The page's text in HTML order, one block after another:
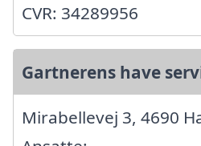
CVR: 34289956
Gartnerens have
Mirabellevej 3, 4690